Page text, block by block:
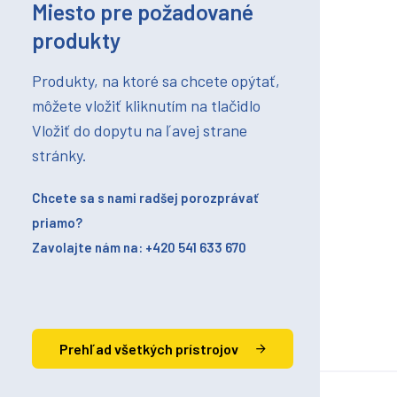
Miesto pre požadované
produkty
Produkty, na ktoré sa chcete opýtať,
môžete vložiť kliknutím na tlačidlo
Vložiť do dopytu na ľavej strane
stránky.
Chcete sa s nami radšej porozprávať
priamo?
Zavolajte nám na: +420 541 633 670
Prehľad všetkých prístrojov